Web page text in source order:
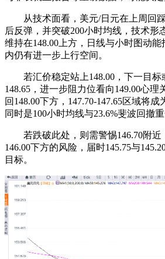
从技术面看，美元/日元在上周回
后反弹，并突破200小时均线，技术形
维持在148.00上方，日线与小时图动
内仍有进一步上行空间。
若汇价稳定站上148.00，下一目
148.65，进一步阻力位看向149.00心理
回148.00下方，147.70-147.65区域将
同时是100小时均线与23.6%斐波回撤重
若跌破此处，则需警惕146.70附近
146.00下方的风险，届时145.75与
目标。